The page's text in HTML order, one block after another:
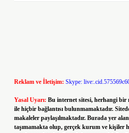
Reklam ve İletişim: Skype:
Yasal Uyarı: Bu internet sitesi, herhangi bir
ile hiçbir bağlantısı bulunmamaktadır.
makaleler paylaşılmaktadır. Burada yer
taşımamakta olup, gerçek kurum ve kişiler